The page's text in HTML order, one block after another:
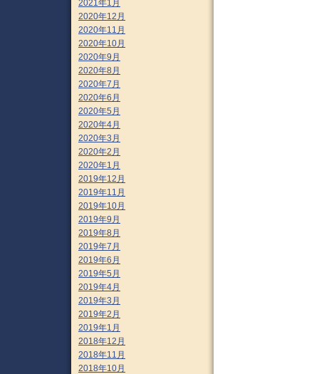
2021年1月
2020年12月
2020年11月
2020年10月
2020年9月
2020年8月
2020年7月
2020年6月
2020年5月
2020年4月
2020年3月
2020年2月
2020年1月
2019年12月
2019年11月
2019年10月
2019年9月
2019年8月
2019年7月
2019年6月
2019年5月
2019年4月
2019年3月
2019年2月
2019年1月
2018年12月
2018年11月
2018年10月